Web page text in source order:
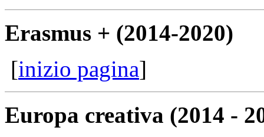
Erasmus + (2014-2020)
[inizio pagina]
Europa creativa (2014 -